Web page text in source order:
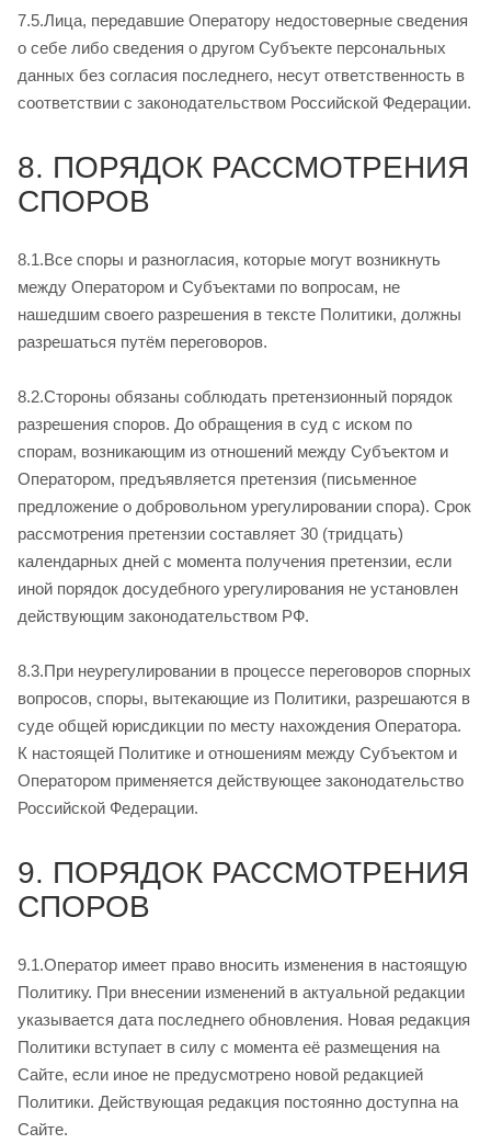
7.5.Лица, передавшие Оператору недостоверные сведения
о себе либо сведения о другом Субъекте персональных
данных без согласия последнего, несут ответственность в
соответствии с законодательством Российской Федерации.
8. ПОРЯДОК РАССМОТРЕНИЯ
СПОРОВ
8.1.Все споры и разногласия, которые могут возникнуть
между Оператором и Субъектами по вопросам, не
нашедшим своего разрешения в тексте Политики, должны
разрешаться путём переговоров.
8.2.Стороны обязаны соблюдать претензионный порядок
разрешения споров. До обращения в суд с иском по
спорам, возникающим из отношений между Субъектом и
Оператором, предъявляется претензия (письменное
предложение о добровольном урегулировании спора). Срок
рассмотрения претензии составляет 30 (тридцать)
календарных дней с момента получения претензии, если
иной порядок досудебного урегулирования не установлен
действующим законодательством РФ.
8.3.При неурегулировании в процессе переговоров спорных
вопросов, споры, вытекающие из Политики, разрешаются в
суде общей юрисдикции по месту нахождения Оператора.
К настоящей Политике и отношениям между Субъектом и
Оператором применяется действующее законодательство
Российской Федерации.
9. ПОРЯДОК РАССМОТРЕНИЯ
СПОРОВ
9.1.Оператор имеет право вносить изменения в настоящую
Политику. При внесении изменений в актуальной редакции
указывается дата последнего обновления. Новая редакция
Политики вступает в силу с момента её размещения на
Сайте, если иное не предусмотрено новой редакцией
Политики. Действующая редакция постоянно доступна на
Сайте.